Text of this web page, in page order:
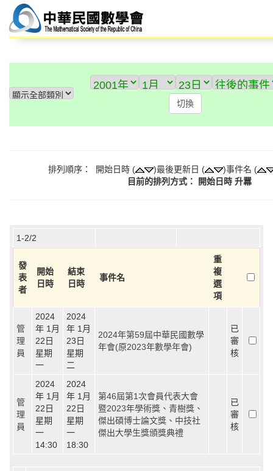
排列順序： 開始日時 ( )最後更新日 (
)事件名 (
目前的排列方式： 開始日時 升羃
1-2/2
發
表
者
開始
日時
結束
日時
事件名
重
複
選
項
管
理
員
2024
年 1月
22日
星期
一
2024
年 1月
23日
星期
二
2024年第59屆中華民國數學
年會(原2023年數學年會)
已
審
核
管
理
員
2024
年 1月
22日
星期
一
14:30
2024
年 1月
22日
星期
一
18:30
第46屆第1次會員代表大會
暨2023年學術獎、青樹獎、
傑出碩博士論文獎、中技社
傑出大學生獎頒獎典禮
已
審
核